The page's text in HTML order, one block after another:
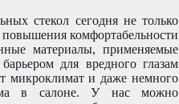
стекол сегодня не только
повышения комфортабельности
материалы, применяемые
для вредного глазам
микроклимат и даже немного
в салоне. У нас можно